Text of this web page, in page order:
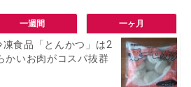
一週間 一ヶ月
食品「とんかつ」は2
かいお肉がコスパ抜群